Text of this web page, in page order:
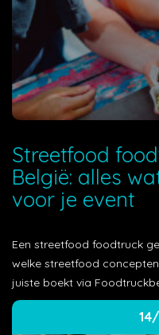
Streetfood
België: alles
voor je event
Een streetfood foodtruck
welke streetfood
juiste boekt via